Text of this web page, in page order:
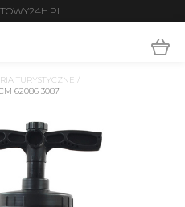
TURYSTYCZNE /
62086 3087